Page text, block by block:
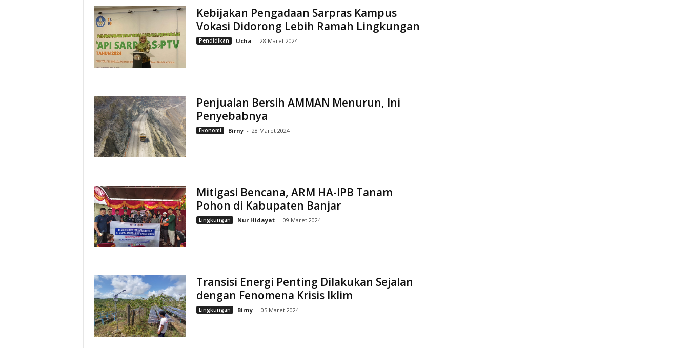
Kebijakan Pengadaan Sarpras Kampus
Vokasi Didorong Lebih Ramah Lingkungan
Pendidikan Ucha - 28 Maret 2024
Penjualan Bersih AMMAN Menurun, Ini
Penyebabnya
Ekonomi Birny - 28 Maret 2024
Mitigasi Bencana, ARM HA-IPB Tanam
Pohon di Kabupaten Banjar
Lingkungan Nur Hidayat - 09 Maret 2024
Transisi Energi Penting Dilakukan Sejalan
dengan Fenomena Krisis Iklim
Lingkungan Birny - 05 Maret 2024